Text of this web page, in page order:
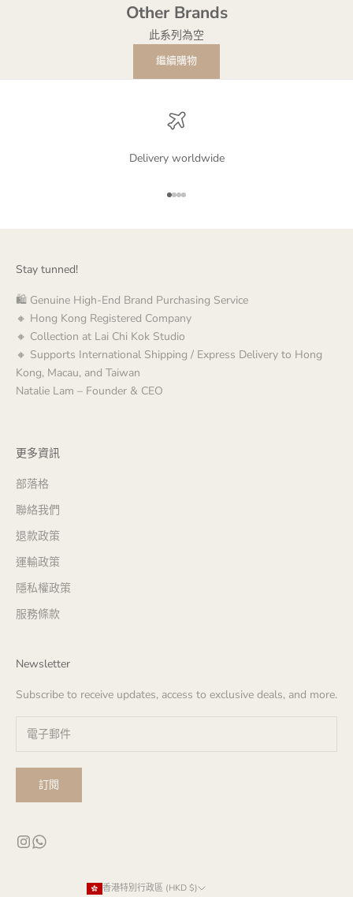
Other Brands
此系列為空
繼續購物
Delivery worldwide
前往第 1 項
前往第 2 項
前往第 3 項
前往第 4 項
Stay tunned!
🛍️ Genuine High-End Brand Purchasing Service
🔸 Hong Kong Registered Company
🔸 Collection at Lai Chi Kok Studio
🔸 Supports International Shipping / Express Delivery to Hong
Kong, Macau, and Taiwan
Natalie Lam – Founder & CEO
更多資訊
部落格
聯絡我們
退款政策
運輸政策
隱私權政策
服務條款
Newsletter
Subscribe to receive updates, access to exclusive deals, and more.
訂閱
香港特別行政區 (HKD $)